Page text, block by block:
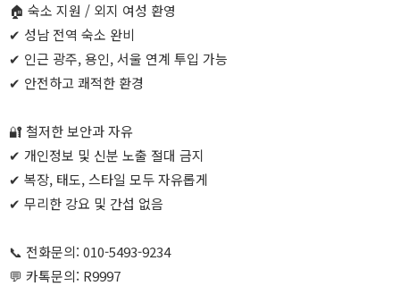
🏠 숙소 지원 / 외지 여성 환영
✔ 성남 전역 숙소 완비
✔ 인근 광주, 용인, 서울 연계 투입 가능
✔ 안전하고 쾌적한 환경
🔐 철저한 보안과 자유
✔ 개인정보 및 신분 노출 절대 금지
✔ 복장, 태도, 스타일 모두 자유롭게
✔ 무리한 강요 및 간섭 없음
📞 전화문의: 010-5493-9234
💬 카톡문의: R9997